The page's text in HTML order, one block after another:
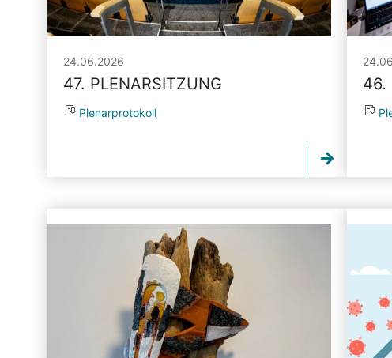
24.06.2026
47. PLENARSITZUNG
Plenarprotokoll
46.